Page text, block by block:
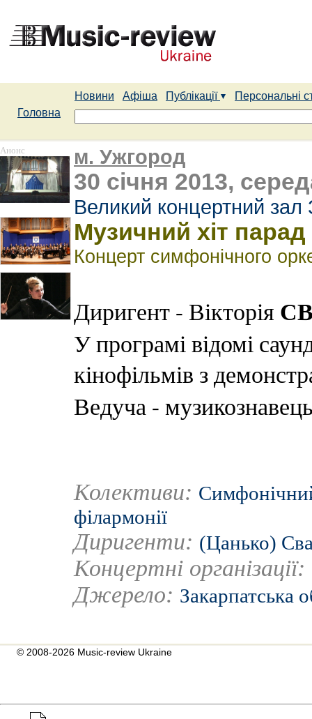
Новини Афіша Публікації
Персональні
Головна
Анонс м. Ужгород
30 січня 2013,
Великий концертний зал
Музичний хіт
Концерт симфонічного
Диригент - Вікторія
У програмі відомі
кінофільмів з
Ведуча -
Колективи:
філармонії
Диригенти: (Цанько)
Концертні організації:
Джерело: Закарпатська
© 2008-2026 Music-review Ukraine